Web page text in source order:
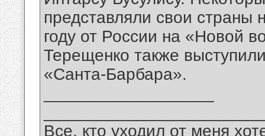
представляли свои страны
году от России на «Новой
Терещенко также
«Санта-Барбара».
Все, кто уходил от меня